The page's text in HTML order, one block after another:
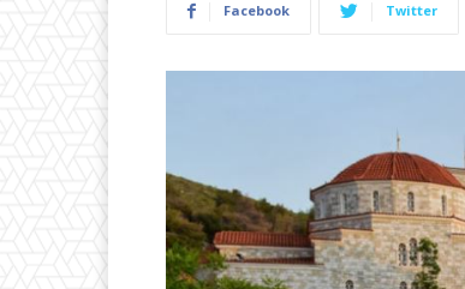
Facebook Twitter